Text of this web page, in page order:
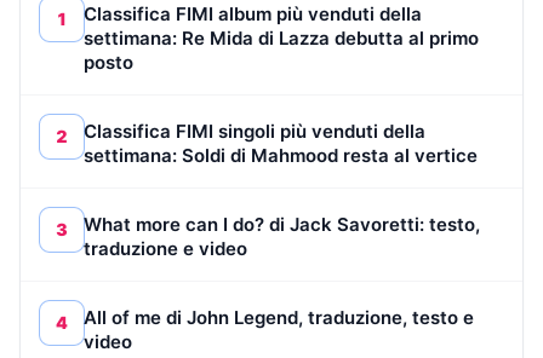
1
Classifica FIMI album più venduti della
settimana: Re Mida di Lazza debutta al primo
posto
2
Classifica FIMI singoli più venduti della
settimana: Soldi di Mahmood resta al vertice
3
What more can I do? di Jack Savoretti: testo,
traduzione e video
4
All of me di John Legend, traduzione, testo e
video